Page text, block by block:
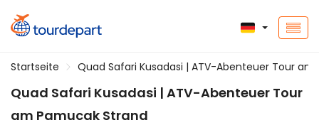
Startseite Quad Safari Kusadasi | ATV-Abenteuer Tour
Quad Safari Kusadasi | ATV-Abenteuer Tour
am Pamucak Strand